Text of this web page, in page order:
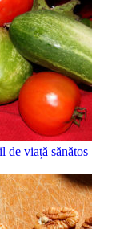
de viață sănătos